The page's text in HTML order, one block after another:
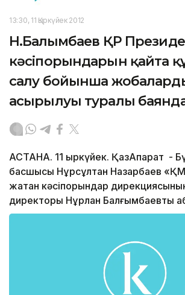
13:30, 11 Қыркүйек 2012
Н.Балғымбаев ҚР
кәсіпорындарын қайта
салу бойынша
асырылуы туралы
АСТАНА. 11 қыркүйек. ҚазАқпарат -
басшысы Нұрсұлтан Назарбаев
жатқан кәсіпорындар
директоры Нұрлан Балғымбаевты